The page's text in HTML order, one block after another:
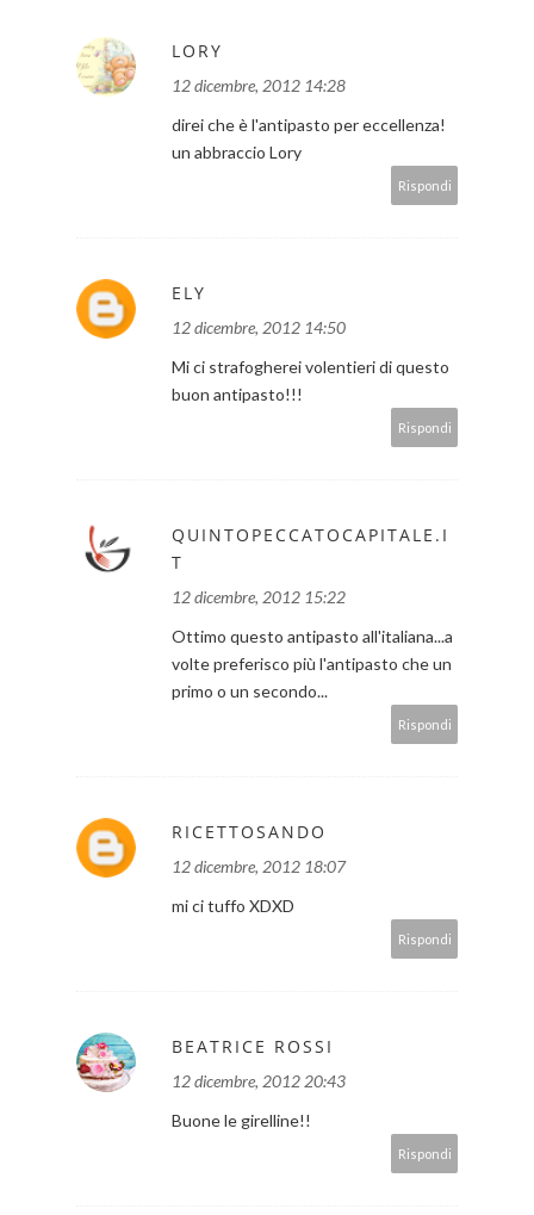
LORY
12 dicembre, 2012 14:28
direi che è l'antipasto per eccellenza!
un abbraccio Lory
Rispondi
ELY
12 dicembre, 2012 14:50
Mi ci strafogherei volentieri di questo
buon antipasto!!!
Rispondi
QUINTOPECCATOCAPITALE.I
T
12 dicembre, 2012 15:22
Ottimo questo antipasto all'italiana...a
volte preferisco più l'antipasto che un
primo o un secondo...
Rispondi
RICETTOSANDO
12 dicembre, 2012 18:07
mi ci tuffo XDXD
Rispondi
BEATRICE ROSSI
12 dicembre, 2012 20:43
Buone le girelline!!
Rispondi